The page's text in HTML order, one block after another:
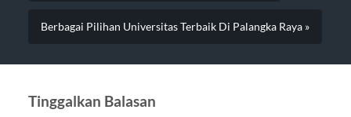
Berbagai Pilihan Universitas Terbaik Di Palangka Raya »
Tinggalkan Balasan